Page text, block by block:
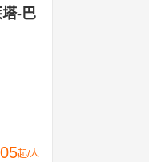
-巴
起/人